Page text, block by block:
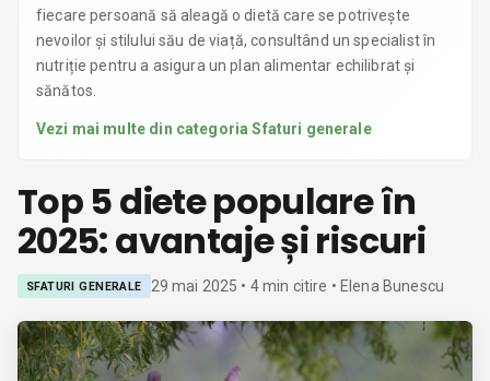
fiecare persoană să aleagă o dietă care se potrivește
nevoilor și stilului său de viață, consultând un specialist în
nutriție pentru a asigura un plan alimentar echilibrat și
sănătos.
Vezi mai multe din categoriaSfaturi generale
Top 5 diete populare în
2025: avantaje și riscuri
SFATURI GENERALE 29 mai 2025 • 4min citire • Elena Bunescu